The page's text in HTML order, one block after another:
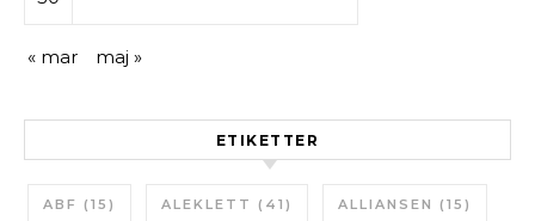
« mar maj »
ETIKETTER
ABF (15) ALEKLETT (41) ALLIANSEN (15)